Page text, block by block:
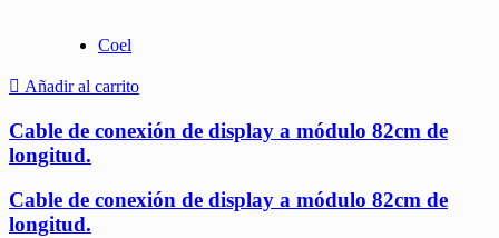
Coel
Añadir al carrito
Cable de conexión de display a módulo 82cm de
longitud.
Cable de conexión de display a módulo 82cm de
longitud.